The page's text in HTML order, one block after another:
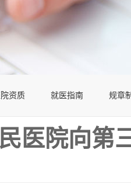
资质 就医指南 规章
医院向第